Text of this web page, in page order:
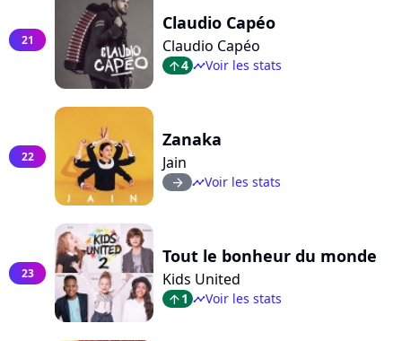
21
Claudio Capéo
Claudio Capéo
arrow_top4 timelineVoir les stats
22
Zanaka
Jain
arrow_right timelineVoir les stats
23
Tout le bonheur du monde
Kids United
arrow_top1 timelineVoir les stats